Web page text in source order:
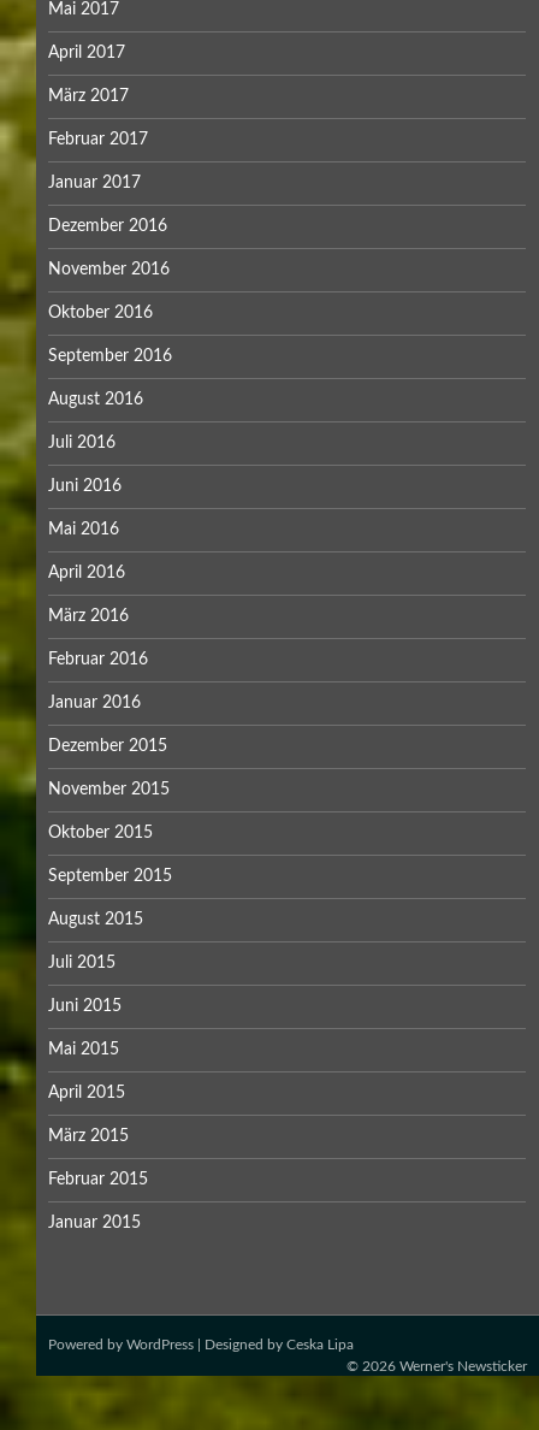
Mai 2017
April 2017
März 2017
Februar 2017
Januar 2017
Dezember 2016
November 2016
Oktober 2016
September 2016
August 2016
Juli 2016
Juni 2016
Mai 2016
April 2016
März 2016
Februar 2016
Januar 2016
Dezember 2015
November 2015
Oktober 2015
September 2015
August 2015
Juli 2015
Juni 2015
Mai 2015
April 2015
März 2015
Februar 2015
Januar 2015
Powered by WordPress | Designed by Ceska Lipa
© 2026 Werner's Newsticker